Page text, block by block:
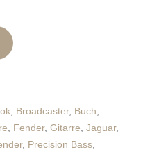
, Broadcaster, Buch,
, Fender, Gitarre, Jaguar,
, Precision Bass,